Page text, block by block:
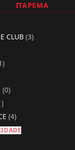
ITAPEMA
CLUB (3)
(0)
(4)